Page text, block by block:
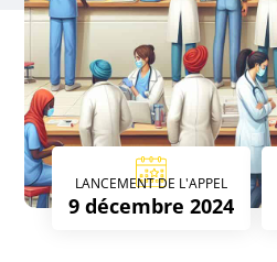
LANCEMENT DE L'APPEL
9 décembre 2024